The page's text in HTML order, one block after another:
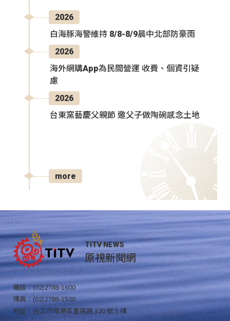
2026
白海豚海警維持 8/8-8/9晨中北部防豪雨
2026
海外網購App為民間營運 收費、個資引疑
慮
2026
台東窯藝慶父親節 邀父子做陶碗感念土地
more
TITV NEWS
原視新聞網
電話：(02)2788-1600
傳真：(02)2788-1500
地址：台北市南港區重陽路 120 號 5 樓